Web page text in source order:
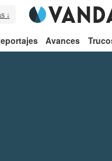
↓
Avances